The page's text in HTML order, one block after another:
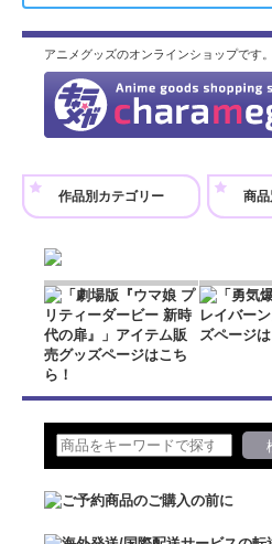
アニメグッズのオンラインショップです。
作品別カテゴリー 商